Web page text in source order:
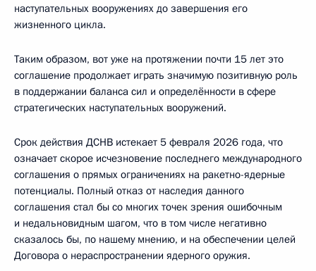
наступательных вооружениях до завершения его
жизненного цикла.
Таким образом, вот уже на протяжении почти 15 лет это
соглашение продолжает играть значимую позитивную роль
в поддержании баланса сил и определённости в сфере
стратегических наступательных вооружений.
Срок действия ДСНВ истекает 5 февраля 2026 года, что
означает скорое исчезновение последнего международного
соглашения о прямых ограничениях на ракетно-ядерные
потенциалы. Полный отказ от наследия данного
соглашения стал бы со многих точек зрения ошибочным
и недальновидным шагом, что в том числе негативно
сказалось бы, по нашему мнению, и на обеспечении целей
Договора о нераспространении ядерного оружия.